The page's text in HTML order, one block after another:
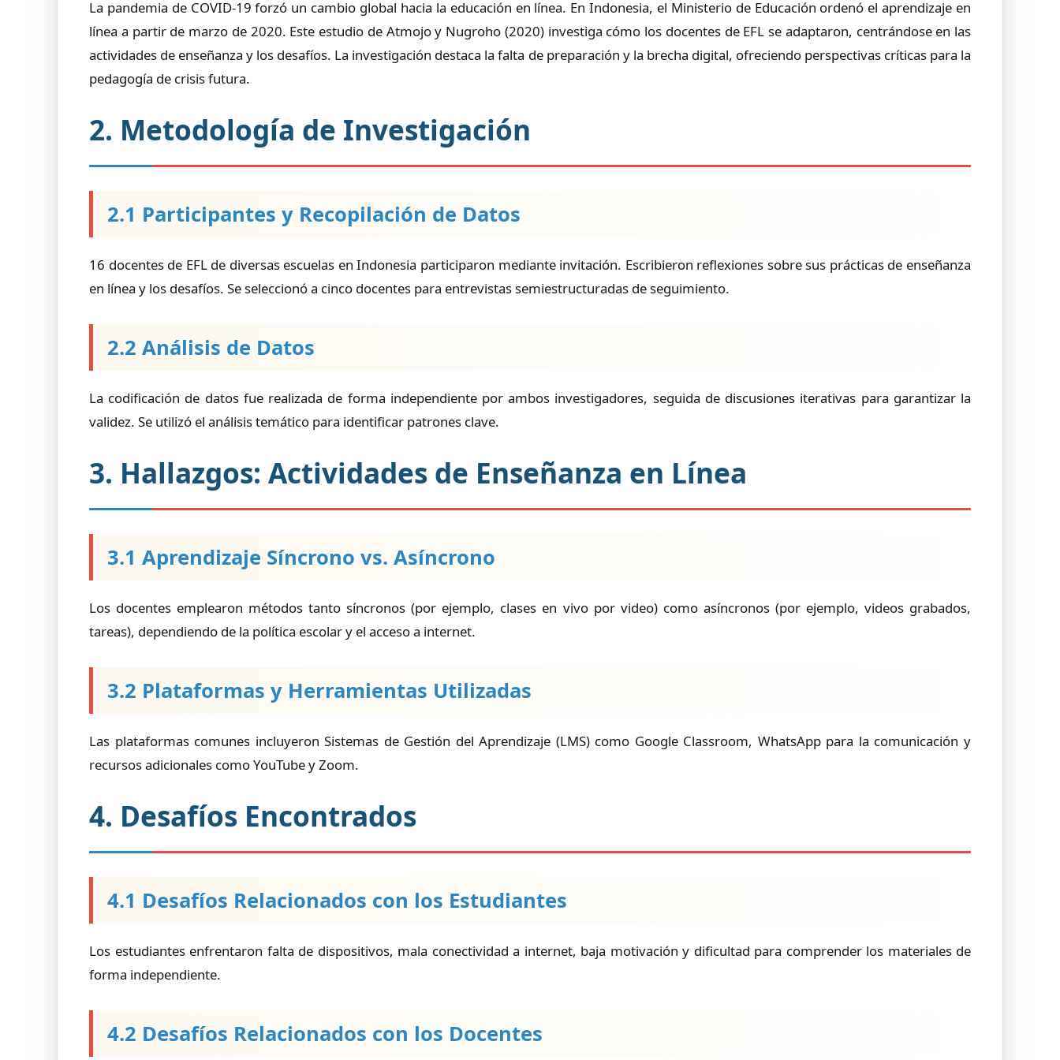
La pandemia de COVID-19 forzó un cambio global hacia la educación en línea. En Indonesia, el Ministerio de Educación ordenó el aprendizaje en
línea a partir de marzo de 2020. Este estudio de Atmojo y Nugroho (2020) investiga cómo los docentes de EFL se adaptaron, centrándose en las
actividades de enseñanza y los desafíos. La investigación destaca la falta de preparación y la brecha digital, ofreciendo perspectivas críticas para la
pedagogía de crisis futura.
2. Metodología de Investigación
2.1 Participantes y Recopilación de Datos
16 docentes de EFL de diversas escuelas en Indonesia participaron mediante invitación. Escribieron reflexiones sobre sus prácticas de enseñanza
en línea y los desafíos. Se seleccionó a cinco docentes para entrevistas semiestructuradas de seguimiento.
2.2 Análisis de Datos
La codificación de datos fue realizada de forma independiente por ambos investigadores, seguida de discusiones iterativas para garantizar la
validez. Se utilizó el análisis temático para identificar patrones clave.
3. Hallazgos: Actividades de Enseñanza en Línea
3.1 Aprendizaje Síncrono vs. Asíncrono
Los docentes emplearon métodos tanto síncronos (por ejemplo, clases en vivo por video) como asíncronos (por ejemplo, videos grabados,
tareas), dependiendo de la política escolar y el acceso a internet.
3.2 Plataformas y Herramientas Utilizadas
Las plataformas comunes incluyeron Sistemas de Gestión del Aprendizaje (LMS) como Google Classroom, WhatsApp para la comunicación y
recursos adicionales como YouTube y Zoom.
4. Desafíos Encontrados
4.1 Desafíos Relacionados con los Estudiantes
Los estudiantes enfrentaron falta de dispositivos, mala conectividad a internet, baja motivación y dificultad para comprender los materiales de
forma independiente.
4.2 Desafíos Relacionados con los Docentes